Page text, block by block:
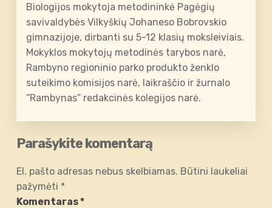
Biologijos mokytoja metodininkė Pagėgių
savivaldybės Vilkyškių Johaneso Bobrovskio
gimnazijoje, dirbanti su 5-12 klasių moksleiviais.
Mokyklos mokytojų metodinės tarybos narė,
Rambyno regioninio parko produkto ženklo
suteikimo komisijos narė, laikraščio ir žurnalo
“Rambynas” redakcinės kolegijos narė.
Parašykite komentarą
El. pašto adresas nebus skelbiamas. Būtini laukeliai
pažymėti *
Komentaras*